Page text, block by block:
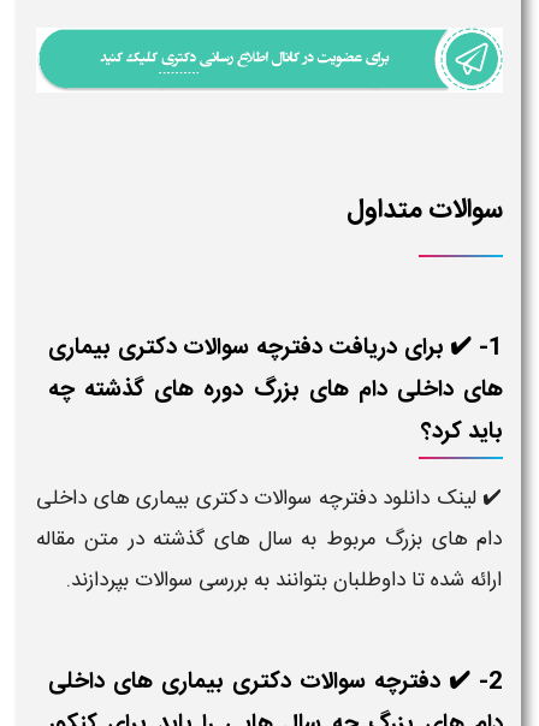
سوالات متداول
1- ✔️ برای دریافت دفترچه سوالات دکتری بیماری
های داخلی دام های بزرگ دوره‌ های گذشته چه
باید کرد؟
✔️ لینک دانلود دفترچه سوالات دکتری بیماری های داخلی
دام های بزرگ مربوط به سال‌ های گذشته در متن مقاله
ارائه شده تا داوطلبان بتوانند به بررسی سوالات بپردازند.
2- ✔️ دفترچه سوالات دکتری بیماری های داخلی